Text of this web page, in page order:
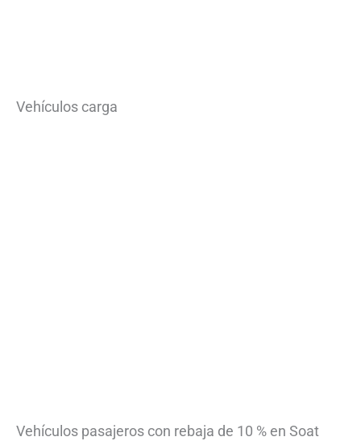
Vehículos carga
Vehículos pasajeros con rebaja de 10 % en Soat